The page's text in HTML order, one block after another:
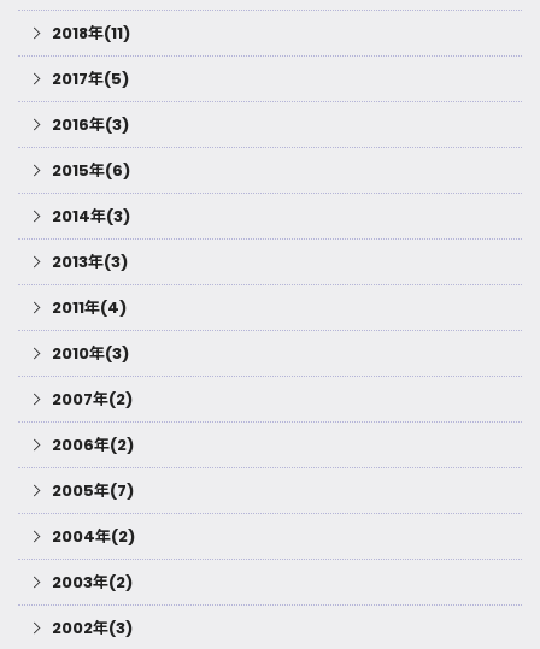
2018年(11)
2017年(5)
2016年(3)
2015年(6)
2014年(3)
2013年(3)
2011年(4)
2010年(3)
2007年(2)
2006年(2)
2005年(7)
2004年(2)
2003年(2)
2002年(3)